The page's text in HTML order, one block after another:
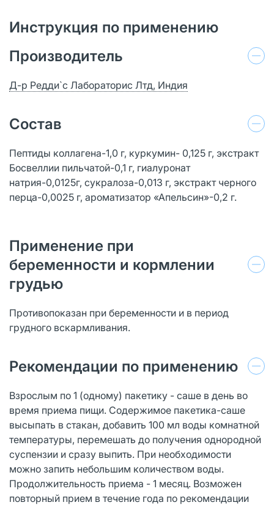
Инструкция по применению
Производитель
Д-р Редди`с Лабораторис Лтд, Индия
Состав
Пептиды коллагена-1,0 г, куркумин- 0,125 г, экстракт
Босвеллии пильчатой-0,1 г, гиалуронат
натрия-0,0125г, сукралоза-0,013 г, экстракт черного
перца-0,0025 г, ароматизатор «Апельсин»-0,2 г.
Применение при
беременности и кормлении
грудью
Противопоказан при беременности и в период
грудного вскармливания.
Рекомендации по применению
Взрослым по 1 (одному) пакетику - саше в день во
время приема пищи. Содержимое пакетика-саше
высыпать в стакан, добавить 100 мл воды комнатной
температуры, перемешать до получения однородной
суспензии и сразу выпить. При необходимости
можно запить небольшим количеством воды.
Продолжительность приема - 1 месяц. Возможен
повторный прием в течение года по рекомендации